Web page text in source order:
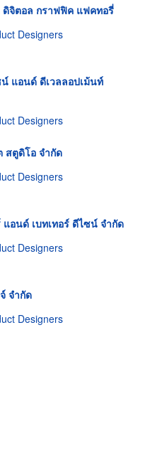
จิตอล กราฟฟิค แฟคทอรี่
Designers
แอนด์ ดีเวลลอปเม้นท์
Designers
สตูดิโอ จำกัด
Designers
อนด์ เบทเทอร์ ดีไซน์ จำกัด
Designers
จำกัด
Designers